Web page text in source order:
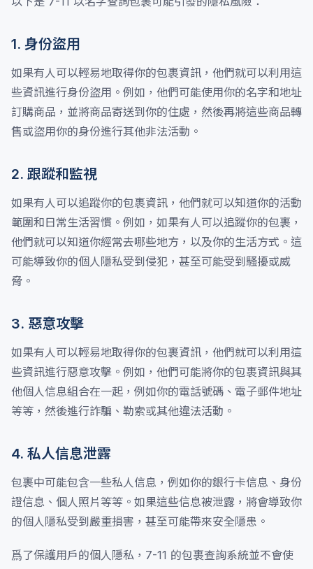
1. 身份盜用
如果有人可以輕易地取得你的包裹資訊，他們就可以利用這
些資訊進行身份盜用。例如，他們可能使用你的名字和地址
訂購商品，並將商品寄送到你的住處，然後再將這些商品轉
售或盜用你的身份進行其他非法活動。
2. 跟蹤和監視
如果有人可以追蹤你的包裹資訊，他們就可以知道你的活動
範圍和日常生活習慣。例如，如果有人可以追蹤你的包裹，
他們就可以知道你經常去哪些地方，以及你的生活方式。這
可能導致你的個人隱私受到侵犯，甚至可能受到騷擾或威
脅。
3. 惡意攻擊
如果有人可以輕易地取得你的包裹資訊，他們就可以利用這
些資訊進行惡意攻擊。例如，他們可能將你的包裹資訊與其
他個人信息組合在一起，例如你的電話號碼、電子郵件地址
等等，然後進行詐騙、勒索或其他違法活動。
4. 私人信息泄露
包裹中可能包含一些私人信息，例如你的銀行卡信息、身份
證信息、個人照片等等。如果這些信息被泄露，將會導致你
的個人隱私受到嚴重損害，甚至可能帶來安全隱患。
爲了保護用戶的個人隱私，7-11 的包裹查詢系統並不會使